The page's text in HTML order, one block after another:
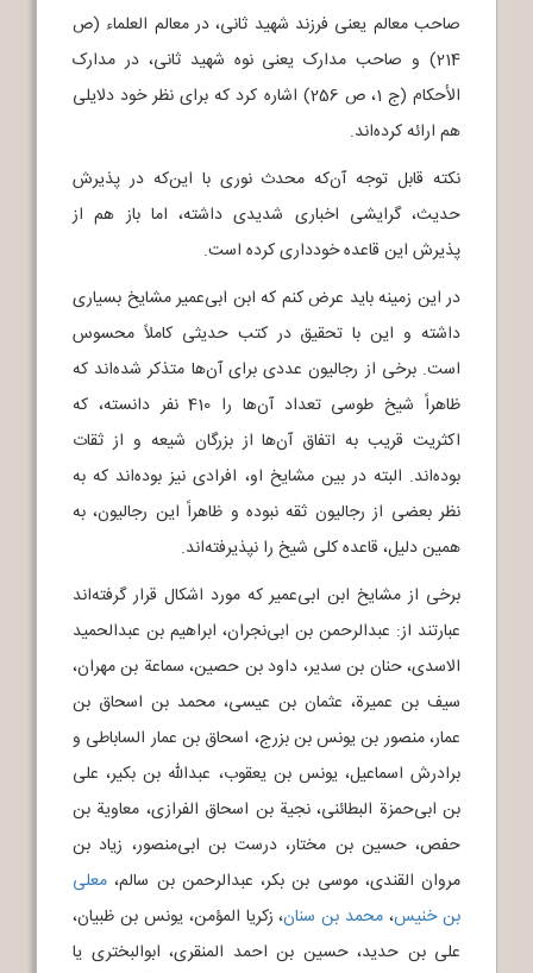
صاحب معالم یعنی فرزند شهید ثانی، در معالم العلماء (ص
214) و صاحب مدارک یعنی نوه شهید ثانی، در مدارک
الأحکام (ج 1، ص 256) اشاره کرد که برای نظر خود دلایلی
هم ارائه کرده‌اند.
نکته قابل توجه آن‌که محدث نوری با این‌که در پذیرش
حدیث، گرایشی اخباری شدیدی داشته، اما باز هم از
پذیرش این قاعده خودداری کرده است.
در این زمینه باید عرض کنم که ابن ابی‌عمیر مشایخ بسیاری
داشته و این با تحقیق در کتب حدیثی کاملاً محسوس
است. برخی از رجالیون عددی برای آن‌ها متذکر شده‌اند که
ظاهراً شیخ طوسی تعداد آن‌ها را 410 نفر دانسته، که
اکثریت قریب به اتفاق آن‌ها از بزرگان شیعه و از ثقات
بوده‌اند. البته در بین مشایخ او، افرادی نیز بوده‌اند که به
نظر بعضی از رجالیون ثقه نبوده و ظاهراً این رجالیون، به
همین دلیل، قاعده کلی شیخ را نپذیرفته‌اند.
برخی از مشایخ ابن ابی‌عمیر که مورد اشکال قرار گرفته‌اند
عبارتند از: عبدالرحمن بن ابی‌نجران، ابراهیم بن عبدالحمید
الاسدی، حنان بن سدیر، داود بن حصین، سماعة بن مهران،
سیف بن عمیرة، عثمان بن عیسی، محمد بن اسحاق بن
عمار، منصور بن یونس بن بزرج، اسحاق بن عمار الساباطی و
برادرش اسماعیل، یونس بن یعقوب، عبدالله بن بکیر، علی
بن ابی‌حمزة البطائنی، نجیة بن اسحاق الفرازی، معاویة بن
حفص، حسین بن مختار، درست بن ابی‌منصور، زیاد بن
مروان القندی، موسی بن بکر، عبدالرحمن بن سالم، معلی
بن خنیس، محمد بن سنان، زکریا المؤمن، یونس بن ظبیان،
علی بن حدید، حسین بن احمد المنقری، ابوالبختری یا